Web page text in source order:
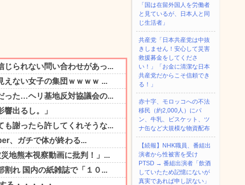
「国は在留外国人を労働者
と見ているが、日本人と同
じ生活者」
共産党「日本共産党は中抜
きしません！安心して災害
救援募金をしてくださ
い！」「お金に清潔な日本
共産党だからこそ信頼でき
る！」
赤十字、モロッコへの不法
移民（約2,000人）にパ
ン、牛乳、ビスケット、ツ
ナ缶など大規模な物資配布
【続報】NHK職員、番組出
演者から性被害を受け
PTSD → 番組出演者「飲酒
していたため記憶にないが
真実であれば申し訳ない」